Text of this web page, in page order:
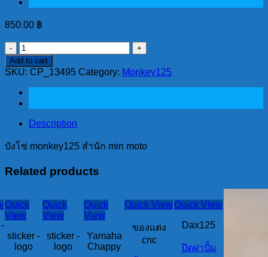
850.00 ฿
บัง
โซ่
monkey125
สำนัก
min
quantity
Add to cart
SKU: CP_13495 Category: Monkey125
Description
บังโซ่ monkey125 สำนัก min moto
Related products
Quick
View
sticker -
logo
Quick
View
sticker -
logo
Quick
View
Yamaha
Chappy
Quick View
ของแต่ง
cnc
Quick View
Dax125
ปิดฝาปั้ม